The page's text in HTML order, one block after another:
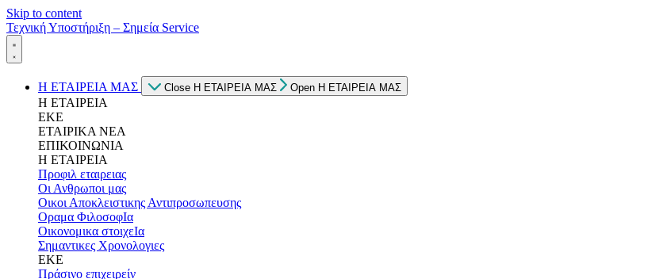
Skip to content
Τεχνική Υποστήριξη – Σημεία Service
Η ΕΤΑΙΡΕΙΑ ΜΑΣ Close Η ΕΤΑΙΡΕΙΑ ΜΑΣ Open Η ΕΤΑΙΡΕΙΑ ΜΑΣ
Η ΕΤΑΙΡΕΙΑ
ΕΚΕ
ΕΤΑΙΡΙΚΑ ΝΕΑ
ΕΠΙΚΟΙΝΩΝΙΑ
Η ΕΤΑΙΡΕΙΑ
Προφιλ εταιρειας
Οι Ανθρωποι μας
Οικοι Αποκλειστικης Αντιπροσωπευσης
Οραμα ΦιλοσοφΙα
Οικονομικα στοιχεΙα
Σημαντικες Χρονολογιες
ΕΚΕ
Πράσινο επιχειρείν